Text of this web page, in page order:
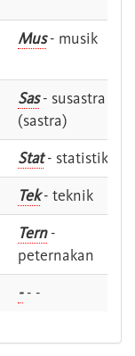
Mus- musik
Sas- susastra -
(sastra)
Stat- statistik
Tek- teknik
Tern-
peternakan
-- -